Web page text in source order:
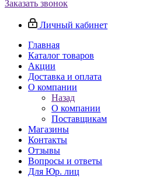
Заказать звонок
Личный кабинет
Главная
Каталог товаров
Акции
Доставка и оплата
О компании
Назад
О компании
Поставщикам
Магазины
Контакты
Отзывы
Вопросы и ответы
Для Юр. лиц